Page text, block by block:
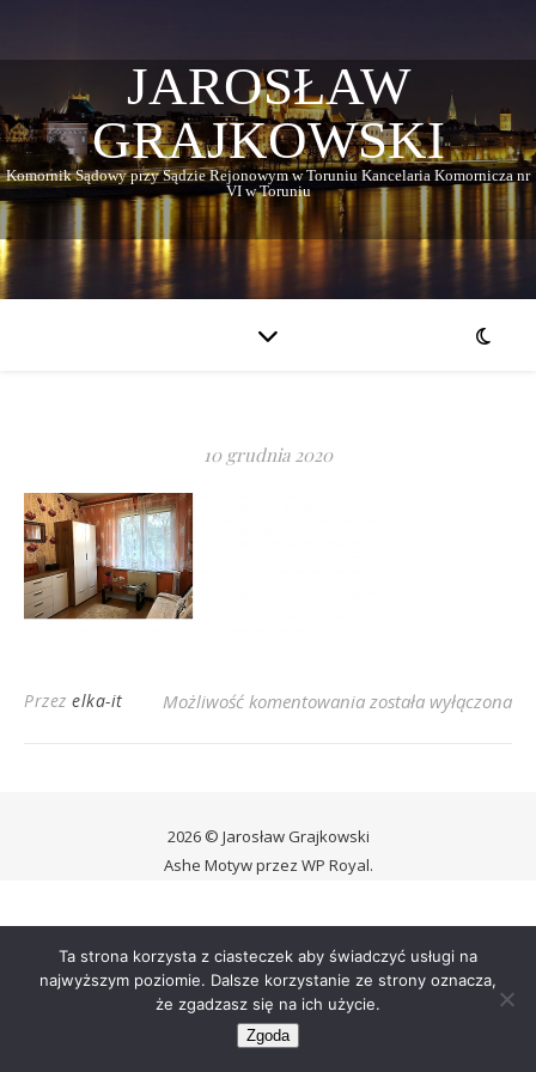
JAROSŁAW
GRAJKOWSKI
Komornik Sądowy przy Sądzie Rejonowym w Toruniu Kancelaria Komornicza nr
VI w Toruniu
10 grudnia 2020
Przez elka-it Możliwość komentowania Urzędnicza 1
została wyłączona
2026 © Jarosław Grajkowski
Ashe Motyw przez WP Royal.
Ta strona korzysta z ciasteczek aby świadczyć usługi na
najwyższym poziomie. Dalsze korzystanie ze strony oznacza,
że zgadzasz się na ich użycie.
Zgoda